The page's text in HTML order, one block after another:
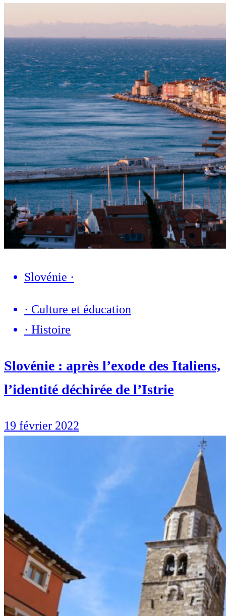
Slovénie ·
· Culture et éducation
· Histoire
Slovénie : après l’exode des Italiens,
l’identité déchirée de l’Istrie
19 février 2022